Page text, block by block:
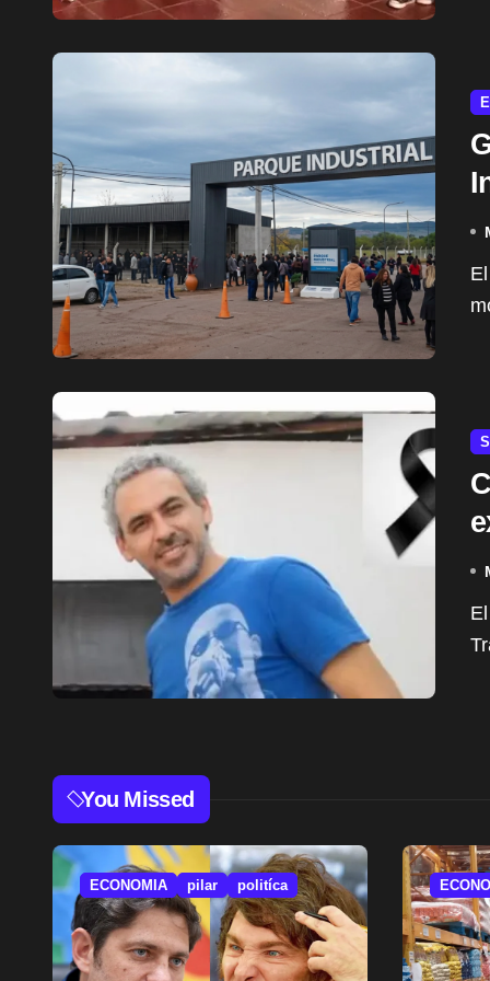
El Parque Industrial de Pilar atraviesa su peor
El 1° de mayo de 2026, en la antesala del Día del
You Missed
ECONOMIA pilar politíca